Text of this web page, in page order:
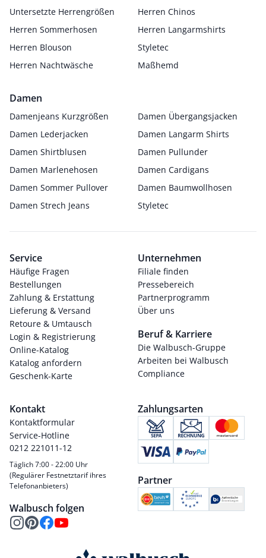
Untersetzte Herrengrößen
Herren Chinos
Herren Sommerhosen
Herren Langarmshirts
Herren Blouson
Styletec
Herren Nachtwäsche
Maßhemd
Damen
Damenjeans Kurzgrößen
Damen Übergangsjacken
Damen Lederjacken
Damen Langarm Shirts
Damen Shirtblusen
Damen Pullunder
Damen Marlenehosen
Damen Cardigans
Damen Sommer Pullover
Damen Baumwollhosen
Damen Strech Jeans
Styletec
Service
Häufige Fragen
Bestellungen
Zahlung & Erstattung
Lieferung & Versand
Retoure & Umtausch
Login & Registrierung
Online-Katalog
Katalog anfordern
Geschenk-Karte
Unternehmen
Filiale finden
Pressebereich
Partnerprogramm
Über uns
Beruf & Karriere
Die Walbusch-Gruppe
Arbeiten bei Walbusch
Compliance
Kontakt
Kontaktformular
Service-Hotline
0212 221011-12
Täglich 7:00 - 22:00 Uhr
(Regulärer Festnetztarif ihres
Telefonanbieters)
Walbusch folgen
Zahlungsarten
Partner